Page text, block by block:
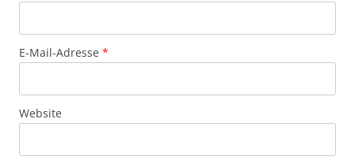
E-Mail-Adresse *
Website